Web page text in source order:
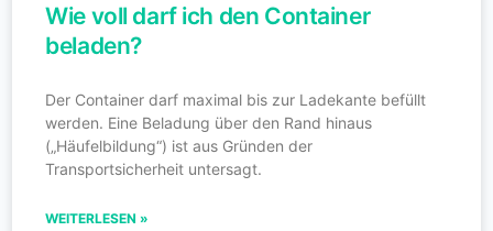
Wie voll darf ich den Container
beladen?
Der Container darf maximal bis zur Ladekante befüllt
werden. Eine Beladung über den Rand hinaus
(„Häufelbildung“) ist aus Gründen der
Transportsicherheit untersagt.
WEITERLESEN »